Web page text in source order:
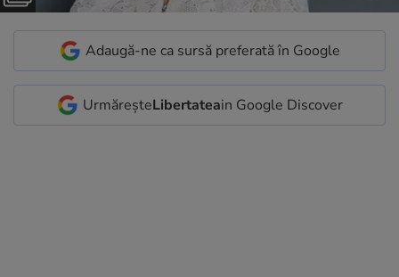
Adaugă-ne ca sursă preferată în Google
UrmăreșteLibertateain Google Discover